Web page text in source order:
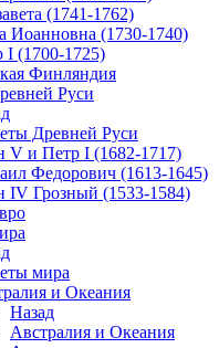
(1741-1762)
Иоанновна (1730-1740)
I (1700-1725)
Финляндия
Руси
Древней Руси
V и Петр I (1682-1717)
Федорович (1613-1645)
IV Грозный (1533-1584)
мира
и Океания
Назад
Австралия и Океания